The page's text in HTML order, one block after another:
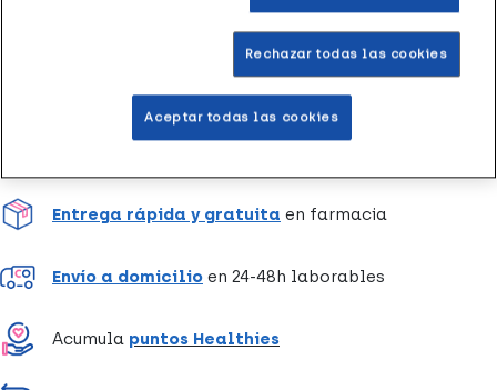
Añadir a la Wishlist
Entrega rápida y gratuita en farmacia
Envío a domicilio en 24-48h laborables
Acumula puntos Healthies
Rechazar todas las cookies
Aceptar todas las cookies